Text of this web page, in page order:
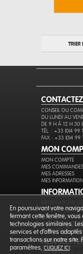
TRIER
CONSEIL OU
DU LUNDI AU
DE 9 H À 12 H 30
TÉL. : +33 (0)4 99
FAX : +33 (0)4 99
MON
MON COMPTE
MES COMMANDES
MES ADRESSES
MES
CONDITIONS
PROTECTION DES
EXPÉDITION ET
PAIEMENT
INSCRIPTION À LA
En poursuivant votre
fermant cette fenêtre, vous
technologies similaires.
services et d'offres
transactions sur notre site.
paramètres, CLIQUEZ ICI.